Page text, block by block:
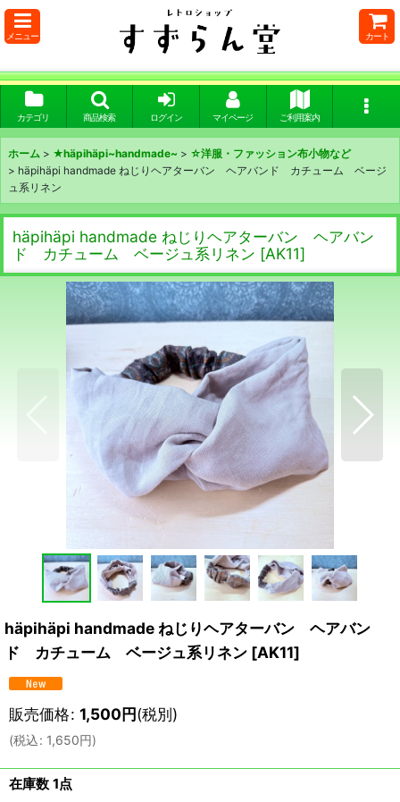
メニュー カート
カテゴリ 商品検索 ログイン マイページ ご利用案内
ホーム > ★häpihäpi~handmade~ > ☆洋服・ファッション布小物など
> häpihäpi handmade ねじりヘアターバン ヘアバンド カチューム ベージ
ュ系リネン
häpihäpi handmade ねじりヘアターバン ヘアバン
ド カチューム ベージュ系リネン [AK11]
häpihäpi handmade ねじりヘアターバン ヘアバン
ド カチューム ベージュ系リネン [AK11]
販売価格: 1,500円(税別)
(税込: 1,650円)
在庫数 1点